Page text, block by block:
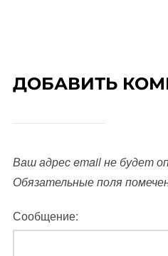
ДОБАВИТЬ
Ваш адрес email не будет
Обязательные поля
Сообщение: